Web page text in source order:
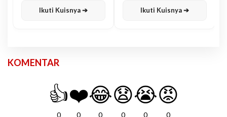
Ikuti Kuisnya ➔ Ikuti Kuisnya ➔
KOMENTAR
👍
0
❤️
0
😂
0
😧
0
😭
0
😡
0